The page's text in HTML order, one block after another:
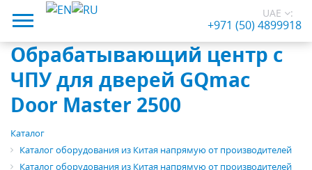
UAE
+971 (50) 4899918
:
Обрабатывающий центр с
ЧПУ для дверей GQmac
Door Master 2500
Каталог
Каталог оборудования из Китая напрямую от производителей
Каталог оборудования из Китая напрямую от производителей